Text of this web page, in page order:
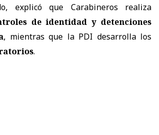
explicó que Carabineros realiza
de identidad y detenciones
, mientras que la PDI desarrolla los
.